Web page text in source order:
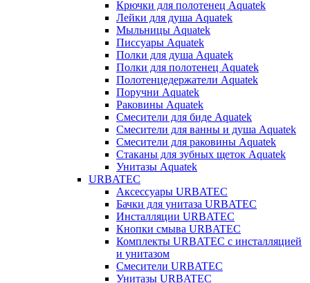
Крючки для полотенец Aquatek
Лейки для душа Aquatek
Мыльницы Aquatek
Писсуары Aquatek
Полки для душа Aquatek
Полки для полотенец Aquatek
Полотенцедержатели Aquatek
Поручни Aquatek
Раковины Aquatek
Смесители для биде Aquatek
Смесители для ванны и душа Aquatek
Смесители для раковины Aquatek
Стаканы для зубных щеток Aquatek
Унитазы Aquatek
URBATEC
Аксессуары URBATEC
Бачки для унитаза URBATEC
Инсталляции URBATEC
Кнопки смыва URBATEC
Комплекты URBATEC с инсталляцией
и унитазом
Смесители URBATEC
Унитазы URBATEC